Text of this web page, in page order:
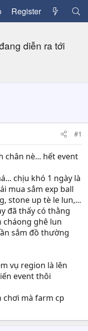
Register
diễn ra tới
#1
chân nè... hết event
chịu khó 1 ngày là
mua sắm exp ball
stone up tè le lun,...
đã thấy có thằng
cháong ghê lun
sắm đồ thường
vụ region là lên
event thôi
chơi mà farm cp